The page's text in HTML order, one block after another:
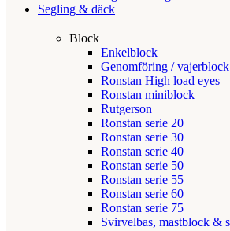
Segling & däck
Block
Enkelblock
Genomföring / vajerblock
Ronstan High load eyes
Ronstan miniblock
Rutgerson
Ronstan serie 20
Ronstan serie 30
Ronstan serie 40
Ronstan serie 50
Ronstan serie 55
Ronstan serie 60
Ronstan serie 75
Svirvelbas, mastblock &